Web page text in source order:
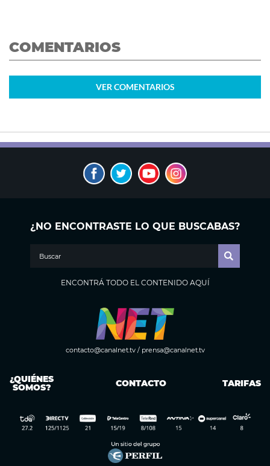
COMENTARIOS
VER COMENTARIOS
¿NO ENCONTRASTE LO QUE BUSCABAS?
ENCONTRÁ TODO EL CONTENIDO AQUÍ
contacto@canalnet.tv/ prensa@canalnet.tv
¿QUIÉNES
SOMOS? CONTACTO TARIFAS